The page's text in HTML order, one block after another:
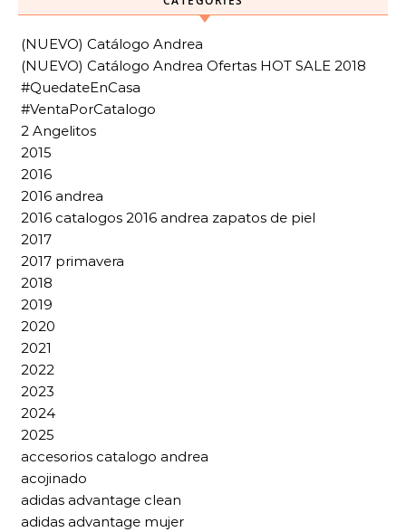
(NUEVO) Catálogo Andrea
(NUEVO) Catálogo Andrea Ofertas HOT SALE 2018
#QuedateEnCasa
#VentaPorCatalogo
2 Angelitos
2015
2016
2016 andrea
2016 catalogos 2016 andrea zapatos de piel
2017
2017 primavera
2018
2019
2020
2021
2022
2023
2024
2025
accesorios catalogo andrea
acojinado
adidas advantage clean
adidas advantage mujer